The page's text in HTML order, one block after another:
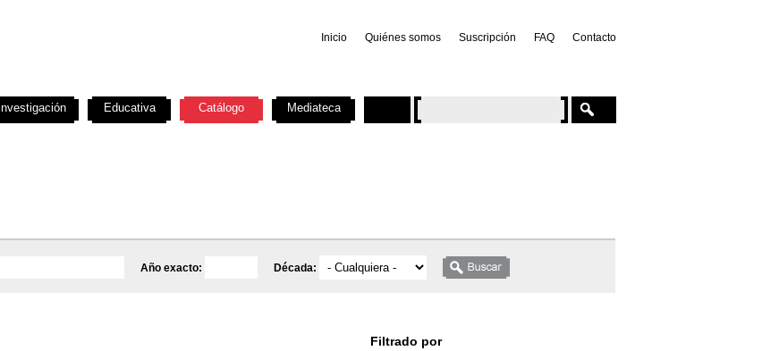
Inicio Quiénes somos Suscripción FAQ Contacto
Año exacto: Década:
Filtrado por
Investigación Educativa Catálogo Mediateca